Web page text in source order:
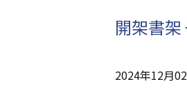
開架書架
2024年12月